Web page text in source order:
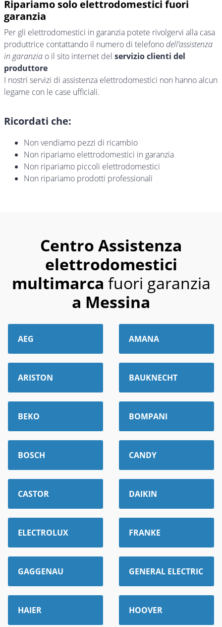
Ripariamo solo elettrodomestici fuori
garanzia
Per gli elettrodomestici in garanzia potete rivolgervi alla casa
produttrice contattando il numero di telefonodell’assistenza
in garanzia o il sito internet del servizio clienti del
produttore
I nostri servizi di assistenza elettrodomestici non hanno alcun
legame con le case ufficiali.
Ricordati che:
Non vendiamo pezzi di ricambio
Non ripariamo elettrodomestici in garanzia
Non ripariamo piccoli elettrodomestici
Non ripariamo prodotti professionali
Centro Assistenza
elettrodomestici
multimarca fuori garanzia
a Messina
AEG AMANA
ARISTON BAUKNECHT
BEKO BOMPANI
BOSCH CANDY
CASTOR DAIKIN
ELECTROLUX FRANKE
GAGGENAU GENERAL ELECTRIC
HAIER HOOVER